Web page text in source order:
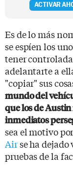
ACTIVAR
Es de lo más
se espíen los
tener
adelantarte a
"copiar" sus
mundo del
que los de
inmediatos
sea el motivo
Airse ha dejado
pruebas de la